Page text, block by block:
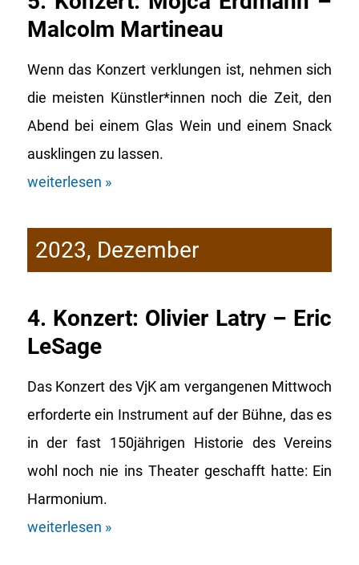
Malcolm Martineau
Wenn das Konzert verklungen ist, nehmen sich
die meisten Künstler*innen noch die Zeit, den
Abend bei einem Glas Wein und einem Snack
ausklingen zu lassen.
weiterlesen »
2023, Dezember
4. Konzert: Olivier Latry – Eric
LeSage
Das Konzert des VjK am vergangenen Mittwoch
erforderte ein Instrument auf der Bühne, das es
in der fast 150jährigen Historie des Vereins
wohl noch nie ins Theater geschafft hatte: Ein
Harmonium.
weiterlesen »